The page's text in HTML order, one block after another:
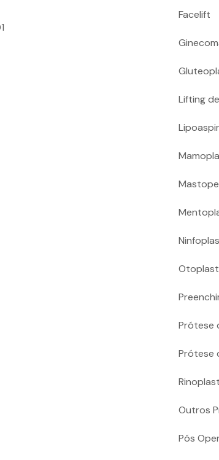
Facelift
Lifting
Prótese
Prótese
Outros
Pós